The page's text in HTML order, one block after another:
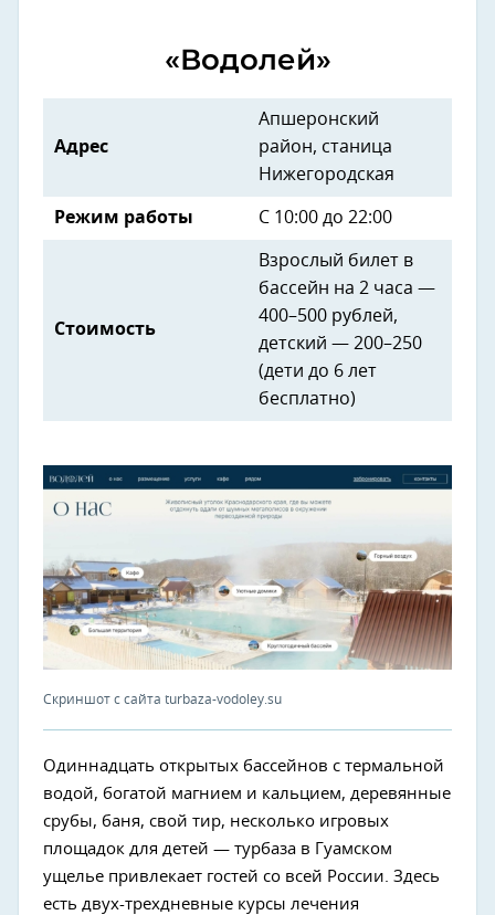
«Водолей»
Адрес
Апшеронский
район, станица
Нижегородская
Режим работы С 10:00 до 22:00
Стоимость
Взрослый билет в
бассейн на 2 часа —
400–500 рублей,
детский — 200–250
(дети до 6 лет
бесплатно)
Скриншот с сайта turbaza-vodoley.su
Одиннадцать открытых бассейнов с термальной
водой, богатой магнием и кальцием, деревянные
срубы, баня, свой тир, несколько игровых
площадок для детей — турбаза в Гуамском
ущелье привлекает гостей со всей России. Здесь
есть двух-трехдневные курсы лечения